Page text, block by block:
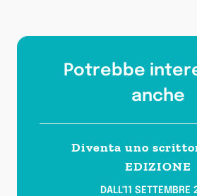
Potrebbe
anche
Diventa uno
EDIZIONE
DALL'11 SETTEMBRE